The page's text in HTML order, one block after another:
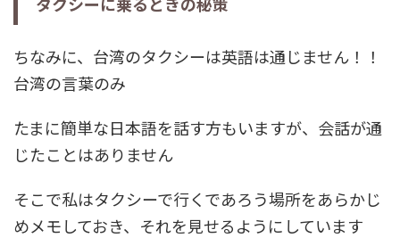
ちなみに、台湾のタクシーは英語は通じません！！
台湾の言葉のみ
たまに簡単な日本語を話す方もいますが、会話が通
じたことはありません
そこで私はタクシーで行くであろう場所をあらかじ
めメモしておき、それを見せるようにしています